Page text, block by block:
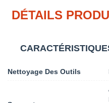
DÉTAILS
Nettoyage Des Outils